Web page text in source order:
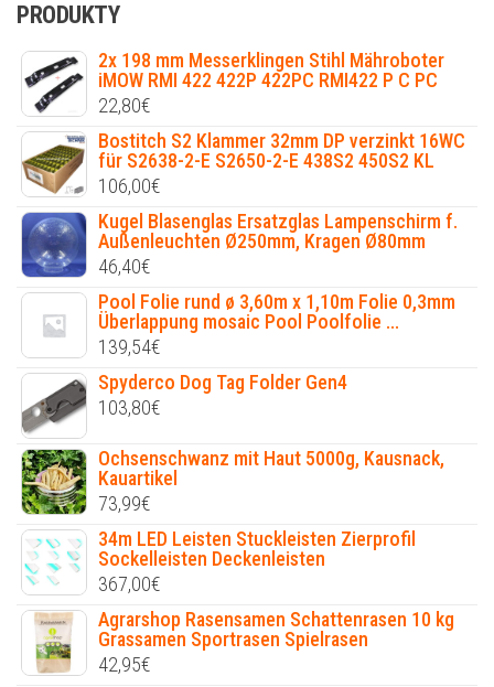
PRODUKTY
2x 198 mm Messerklingen Stihl Mähroboter
iMOW RMI 422 422P 422PC RMI422 P C PC
22,80€
Bostitch S2 Klammer 32mm DP verzinkt 16WC
für S2638-2-E S2650-2-E 438S2 450S2 KL
106,00€
Kugel Blasenglas Ersatzglas Lampenschirm f.
Außenleuchten Ø250mm, Kragen Ø80mm
46,40€
Pool Folie rund ø 3,60m x 1,10m Folie 0,3mm
Überlappung mosaic Pool Poolfolie ...
139,54€
Spyderco Dog Tag Folder Gen4
103,80€
Ochsenschwanz mit Haut 5000g, Kausnack,
Kauartikel
73,99€
34m LED Leisten Stuckleisten Zierprofil
Sockelleisten Deckenleisten
367,00€
Agrarshop Rasensamen Schattenrasen 10 kg
Grassamen Sportrasen Spielrasen
42,95€